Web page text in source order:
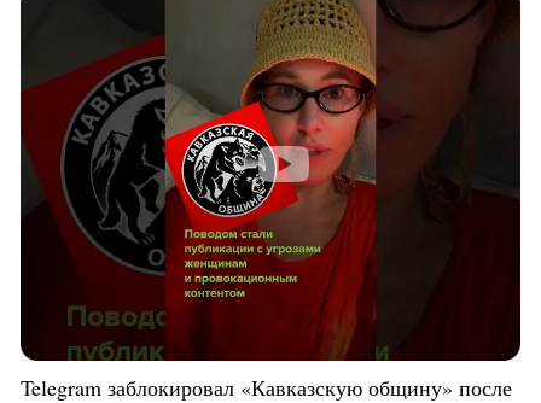
Telegram заблокировал «Кавказскую общину» после